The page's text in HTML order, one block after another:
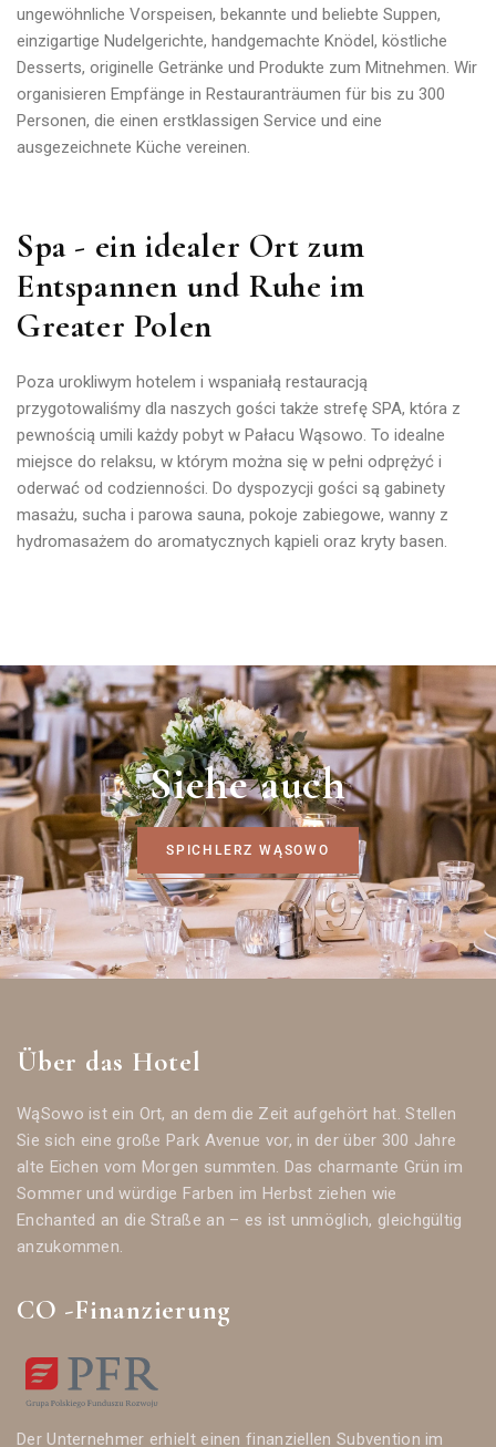
ungewöhnliche Vorspeisen, bekannte und beliebte Suppen,
einzigartige Nudelgerichte, handgemachte Knödel, köstliche
Desserts, originelle Getränke und Produkte zum Mitnehmen. Wir
organisieren Empfänge in Restauranträumen für bis zu 300
Personen, die einen erstklassigen Service und eine
ausgezeichnete Küche vereinen.
Spa - ein idealer Ort zum
Entspannen und Ruhe im
Greater Polen
Poza urokliwym hotelem i wspaniałą restauracją
przygotowaliśmy dla naszych gości także strefę SPA, która z
pewnością umili każdy pobyt w Pałacu Wąsowo. To idealne
miejsce do relaksu, w którym można się w pełni odprężyć i
oderwać od codzienności. Do dyspozycji gości są gabinety
masażu, sucha i parowa sauna, pokoje zabiegowe, wanny z
hydromasażem do aromatycznych kąpieli oraz kryty basen.
Siehe auch
SPICHLERZ WĄSOWO
Über das Hotel
WąSowo ist ein Ort, an dem die Zeit aufgehört hat. Stellen
Sie sich eine große Park Avenue vor, in der über 300 Jahre
alte Eichen vom Morgen summten. Das charmante Grün im
Sommer und würdige Farben im Herbst ziehen wie
Enchanted an die Straße an – es ist unmöglich, gleichgültig
anzukommen.
CO -Finanzierung
Der Unternehmer erhielt einen finanziellen Subvention im